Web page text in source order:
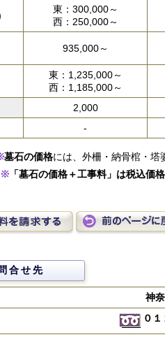
東：300,000～
西：250,000～
935,000～
東：1,235,000～
西：1,185,000～
2,000
-
墓石の価格には、外柵・納骨棺・塔
「墓石の価格＋工事料」は税込価
合せ先
神
０